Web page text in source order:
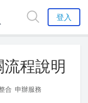
登入
程說明
合 申辦服務